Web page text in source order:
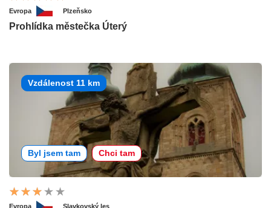
Evropa Plzeňsko
Prohlídka městečka Úterý
Vzdálenost 11 km
Byl jsem tam Chci tam
Evropa Slavkovský les